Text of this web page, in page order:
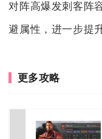
对阵高爆发刺客阵
避属性，进一步提
更多攻略